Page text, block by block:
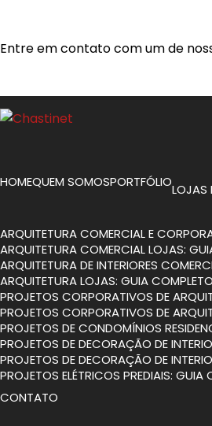
Entre em contato com um de
HOME QUEM SOMOS PORTFÓLIO
ARQUITETURA COMERCIAL E
ARQUITETURA COMERCIAL LOJAS:
ARQUITETURA DE INTERIORES
ARQUITETURA LOJAS: GUIA
PROJETOS CORPORATIVOS DE
PROJETOS CORPORATIVOS DE
PROJETOS DE CONDOMÍNIOS
PROJETOS DE DECORAÇÃO DE
PROJETOS DE DECORAÇÃO DE
PROJETOS ELÉTRICOS PREDIAIS:
CONTATO